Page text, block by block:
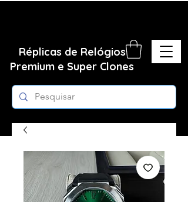
Réplicas de Relógios
Premium e Super Clones